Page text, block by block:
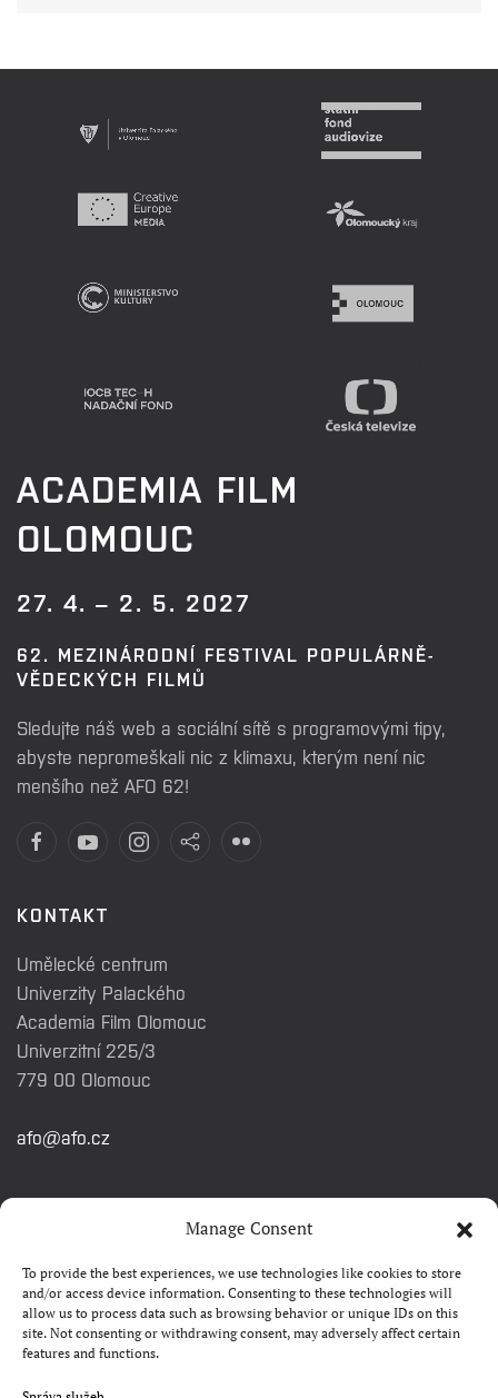
Manage Consent
To provide the best experiences, we use technologies like cookies to store
and/or access device information. Consenting to these technologies will
allow us to process data such as browsing behavior or unique IDs on this
site. Not consenting or withdrawing consent, may adversely affect certain
features and functions.
ACADEMIA FILM
OLOMOUC
27. 4. – 2. 5. 2027
62. MEZINÁRODNÍ FESTIVAL POPULÁRNĚ-
VĚDECKÝCH FILMŮ
Sledujte náš web a sociální sítě s programovými tipy,
abyste nepromeškali nic z klimaxu, kterým není nic
menšího než AFO 62!
KONTAKT
Umělecké centrum
Univerzity Palackého
Academia Film Olomouc
Univerzitní 225/3
779 00 Olomouc
afo@afo.cz
RYCHLÉ ODKAZY
Watch&Know
Kontakty
FAQ